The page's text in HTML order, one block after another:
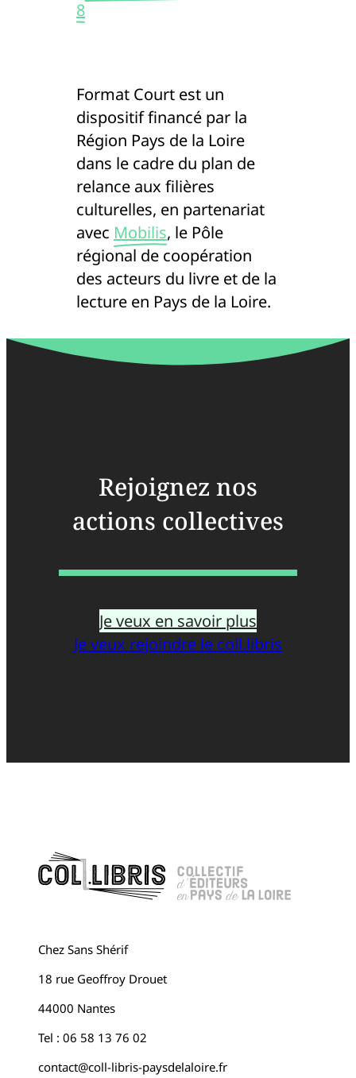
8
Format Court est un
dispositif financé par la
Région Pays de la Loire
dans le cadre du plan de
relance aux filières
culturelles, en partenariat
avec Mobilis, le Pôle
régional de coopération
des acteurs du livre et de la
lecture en Pays de la Loire.
Rejoignez nos
actions collectives
Je veux en savoir plus
Je veux rejoindre le coll.libris
Chez Sans Shérif
18 rue Geoffroy Drouet
44000 Nantes
Tel : 06 58 13 76 02
contact@coll-libris-paysdelaloire.fr